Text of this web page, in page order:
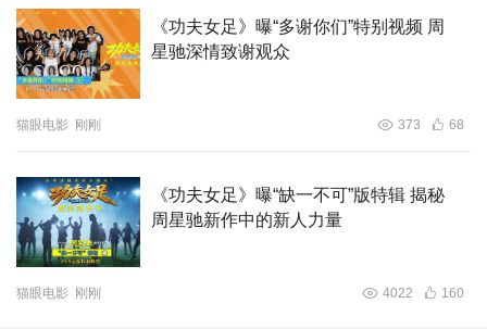
一经发布便迅速引爆全网，“星爷终于回来了”的呼声席卷各
大社交平台。而以往周星驰导演的作品大多围绕小人物展
开，故事剧情充满奇思妙想，用天马行空的方式展现导演细
致入微的观察与思考。想必此次新作也将聚焦足球与功夫的
奇妙碰撞，以全新视角讲述一则关于热爱与拼搏的故事。于
荒诞之中映照现实，于爆笑之余触动心弦，这正是周星驰电
影历久弥新的魅力所在。
《功夫女足》曝“多谢你们”特别视频 周
星驰深情致谢观众
猫眼电影 刚刚 373 68
《功夫女足》曝“缺一不可”版特辑 揭秘
周星驰新作中的新人力量
猫眼电影 刚刚 4022 160